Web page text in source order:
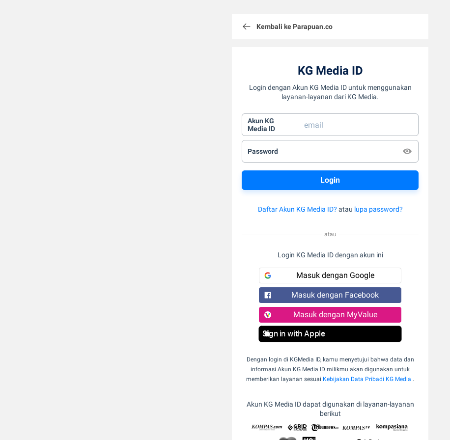
Kembali ke Parapuan.co
KG Media ID
Login dengan Akun KG Media ID untuk menggunakan
layanan-layanan dari KG Media.
Akun KG
Media ID
Password
Daftar Akun KG Media ID? atau lupa password?
atau
Login KG Media ID dengan akun ini
Masuk dengan Google
Masuk dengan Facebook
Masuk dengan MyValue
Sign in with Apple
Dengan login di KGMedia ID, kamu menyetujui bahwa data dan
informasi Akun KG Media ID milikmu akan digunakan untuk
memberikan layanan sesuai Kebijakan Data Pribadi KG Media .
Akun KG Media ID dapat digunakan di layanan-layanan
berikut